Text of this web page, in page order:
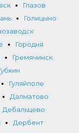
Глазов
Голицыно
Городня
Гремячинск
Гуляйполе
Далматово
Дебальцево
Дербент